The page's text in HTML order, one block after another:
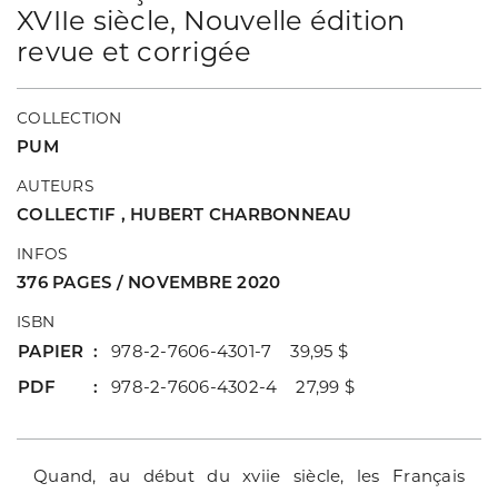
XVIIe siècle, Nouvelle édition
revue et corrigée
COLLECTION
PUM
AUTEURS
COLLECTIF , HUBERT CHARBONNEAU
INFOS
376 PAGES / NOVEMBRE 2020
ISBN
PAPIER
978-2-7606-4301-7 39,95 $
PDF
978-2-7606-4302-4 27,99 $
Quand, au début du xviie siècle, les Français